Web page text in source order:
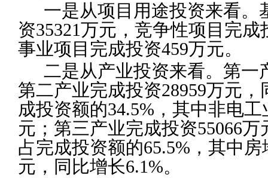
一是从项目用途投资来看。
资35321万元，竞争性项目完成
事业项目完成投资459万元。
二是从产业投资来看。第一
第二产业完成投资28959万元，
成投资额的34.5%，其中非电
元；第三产业完成投资55066
占完成投资额的65.5%，其中
元，同比增长6.1%。